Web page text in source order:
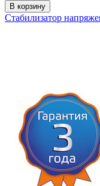
В корзину
Стабилизатор